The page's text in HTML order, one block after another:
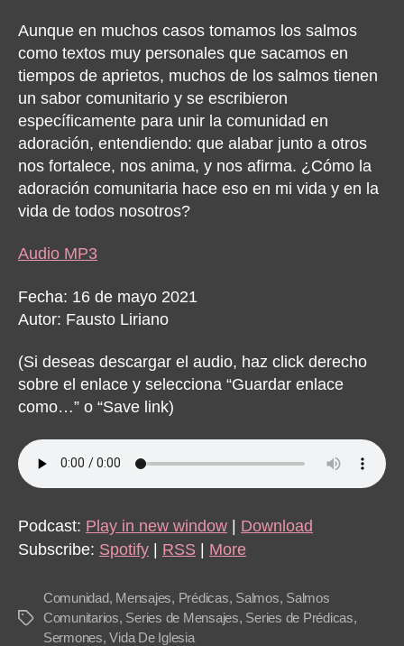
Aunque en muchos casos tomamos los salmos
como textos muy personales que sacamos en
tiempos de aprietos, muchos de los salmos tienen
un sabor comunitario y se escribieron
específicamente para unir la comunidad en
adoración, entendiendo: que alabar junto a otros
nos fortalece, nos anima, y nos afirma. ¿Cómo la
adoración comunitaria hace eso en mi vida y en la
vida de todos nosotros?
Audio MP3
Fecha: 16 de mayo 2021
Autor: Fausto Liriano
(Si deseas descargar el audio, haz click derecho
sobre el enlace y selecciona “Guardar enlace
como…” o “Save link)
Podcast: Play in new window
Download
Subscribe: Spotify RSS More
Tags
Comunidad, Mensajes, Prédicas, Salmos, Salmos
Comunitarios, Series de Mensajes, Series de Prédicas,
Sermones,Vida De Iglesia